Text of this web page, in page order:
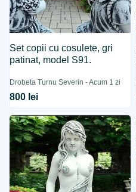
Set copii cu cosulete, gri
patinat, model S91.
Drobeta Turnu Severin - Acum 1 zi
800 lei